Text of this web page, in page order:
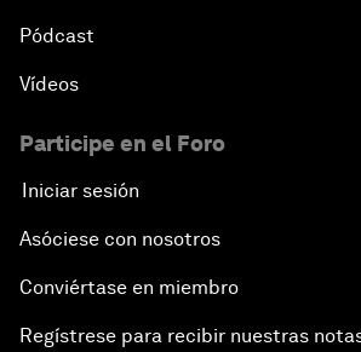
Pódcast
Vídeos
Participe en el Foro
Iniciar sesión
Asóciese con nosotros
Conviértase en miembro
Regístrese para recibir nuestras